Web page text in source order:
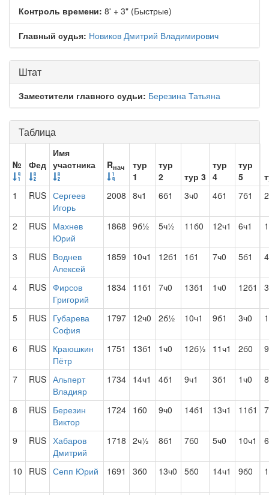
Контроль времени: 8' + 3" (Быстрые)
Главный судья: Новиков Дмитрий Владимирович
Штат
Заместители главного судьи: Березина Татьяна
Таблица
№ Фед
Имя
участника
Rнач
тур
1
тур
2
тур 3
тур
4
тур
5
1
RUS Сергеев
Игорь
2008 8ч1 6б1 3ч0 4б1 7б1
2 RUS Махнев
Юрий
1868 9б½ 5ч½ 11б0 12ч1 6ч1
3 RUS Воднев
Алексей
1859 10ч1 12б1 1б1 7ч0 5б1
4 RUS Фирсов
Григорий
1834 11б1 7ч0 13б1 1ч0 12б1
5 RUS Губарева
София
1797 12ч0 2б½ 10ч1 9б1 3ч0
6 RUS Краюшкин
Пётр
1751 13б1 1ч0 12б½ 11ч1 2б0
7 RUS Альперт
Владияр
1734 14ч1 4б1 9ч1 3б1 1ч0
8 RUS Березин
Виктор
1724 1б0 9ч0 14б1 13ч1 11б1
9 RUS Хабаров
Дмитрий
1718 2ч½ 8б1 7б0 5ч0 10ч1
10 RUS Сепп Юрий 1691 3б0 13ч0 5б0 14ч1 9б0